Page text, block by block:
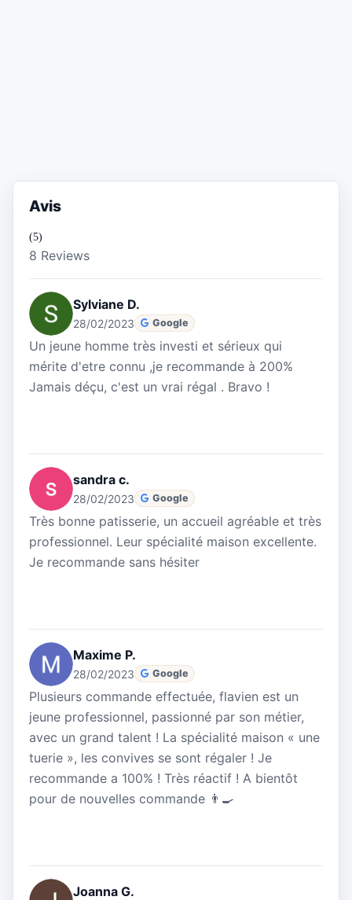
Avis
(5)
8 Reviews
Sylviane D.
28/02/2023 Google
Un jeune homme très investi et sérieux qui
mérite d'etre connu ,je recommande à 200%
Jamais déçu, c'est un vrai régal . Bravo !
sandra c.
28/02/2023 Google
Très bonne patisserie, un accueil agréable et très
professionnel. Leur spécialité maison excellente.
Je recommande sans hésiter
Maxime P.
28/02/2023 Google
Plusieurs commande effectuée, flavien est un
jeune professionnel, passionné par son métier,
avec un grand talent ! La spécialité maison « une
tuerie », les convives se sont régaler ! Je
recommande a 100% ! Très réactif ! A bientôt
pour de nouvelles commande 👨‍🍳
Joanna G.